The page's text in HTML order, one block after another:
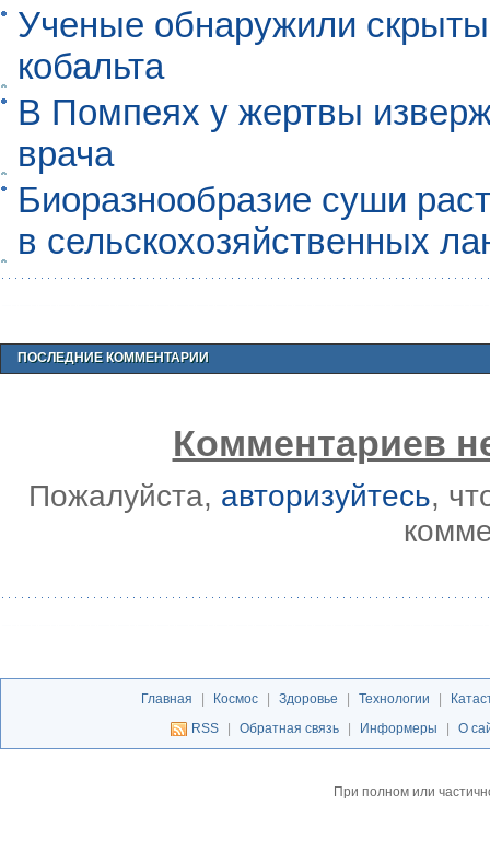
Ученые обнаружили
кобальта
В Помпеях у жертвы
врача
Биоразнообразие суши
в сельскохозяйственных
ПОСЛЕДНИЕ КОММЕНТАРИИ
Комментариев
Пожалуйста, авторизуйтесь,
Главная | Космос | Здоровье | Технологии |
RSS
| Обратная связь | Информеры | О
При полном или